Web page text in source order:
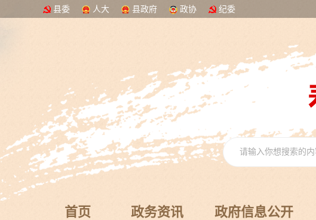
县委 人大 县政府 政协 纪委
首页 政务资讯 政府信息公开